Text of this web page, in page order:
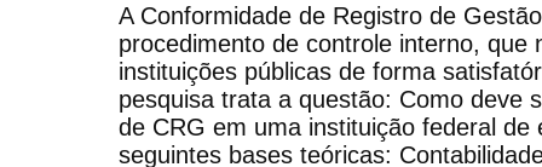
A Conformidade de Registro de
procedimento de controle interno, que
instituições públicas de forma
pesquisa trata a questão: Como deve
de CRG em uma instituição federal de
seguintes bases teóricas: